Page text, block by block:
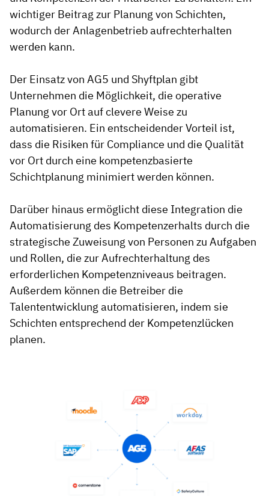
wichtiger Beitrag zur Planung von Schichten,
wodurch der Anlagenbetrieb aufrechterhalten
werden kann.
Der Einsatz von AG5 und Shyftplan gibt
Unternehmen die Möglichkeit, die operative
Planung vor Ort auf clevere Weise zu
automatisieren. Ein entscheidender Vorteil ist,
dass die Risiken für Compliance und die Qualität
vor Ort durch eine kompetenzbasierte
Schichtplanung minimiert werden können.
Darüber hinaus ermöglicht diese Integration die
Automatisierung des Kompetenzerhalts durch die
strategische Zuweisung von Personen zu Aufgaben
und Rollen, die zur Aufrechterhaltung des
erforderlichen Kompetenzniveaus beitragen.
Außerdem können die Betreiber die
Talententwicklung automatisieren, indem sie
Schichten entsprechend der Kompetenzlücken
planen.